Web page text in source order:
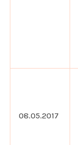
08.05.2017